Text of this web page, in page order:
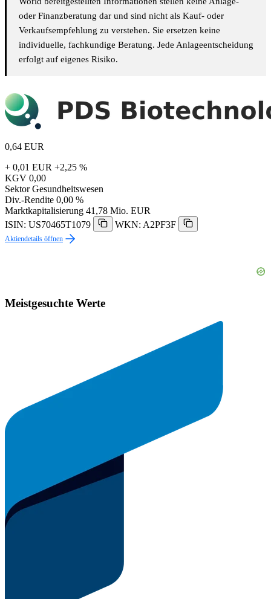
oder Finanzberatung dar und sind nicht als Kauf- oder
Verkaufsempfehlung zu verstehen. Sie ersetzen keine
individuelle, fachkundige Beratung. Jede Anlageentscheidung
erfolgt auf eigenes Risiko.
0,64 EUR
+ 0,01 EUR +2,25 %
KGV 0,00
Sektor Gesundheitswesen
Div.-Rendite 0,00 %
Marktkapitalisierung 41,78 Mio. EUR
ISIN: US70465T1079
WKN: A2PF3F
Aktiendetails öffnen
Meistgesuchte Werte